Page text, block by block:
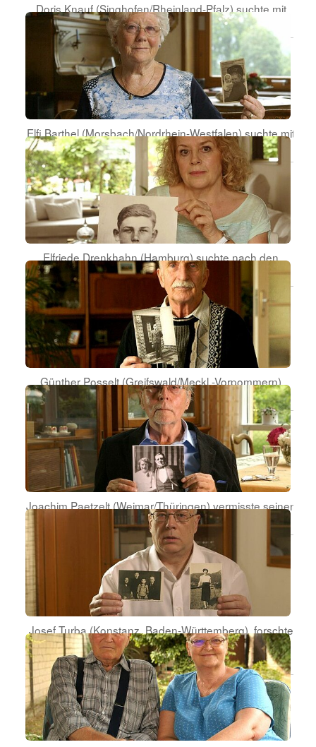
Doris Knauf (Singhofen/Rheinland-Pfalz) suchte mit
ihrer Freundin nach ihrer leiblichen Familie.
Elfi Barthel (Morsbach/Nordrhein-Westfalen) suchte mit
ihrer Tochter Anke nach ihrer leiblichen Familie.
Elfriede Drenkhahn (Hamburg) suchte nach den
Spuren ihres vermissten Onkels.
Günther Posselt (Greifswald/Meckl.-Vorpommern)
erfuhr von Lagerhaft und Tod des Vaters.
Joachim Paetzelt (Weimar/Thüringen) vermisste seinen
Vater seit Kriegsende.
Josef Turba (Konstanz, Baden-Württemberg), forschte
nach der Kriegsgefangenschaft seiner Mutter und
Großmutter.